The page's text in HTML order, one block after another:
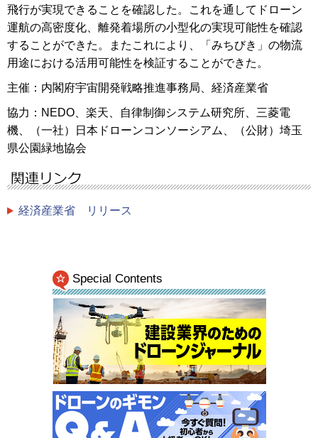
飛行が実現できることを確認した。これを通してドローン
運航の高密度化、離発着場所の小型化の実現可能性を確認
することができた。またこれにより、「みちびき」の物流
用途における活用可能性を検証することができた。
主催：内閣府宇宙開発戦略推進事務局、経済産業省
協力：NEDO、楽天、自律制御システム研究所、三菱電
機、（一社）日本ドローンコンソーシアム、（公財）埼玉
県公園緑地協会
経済産業省 リリース
Special Contents